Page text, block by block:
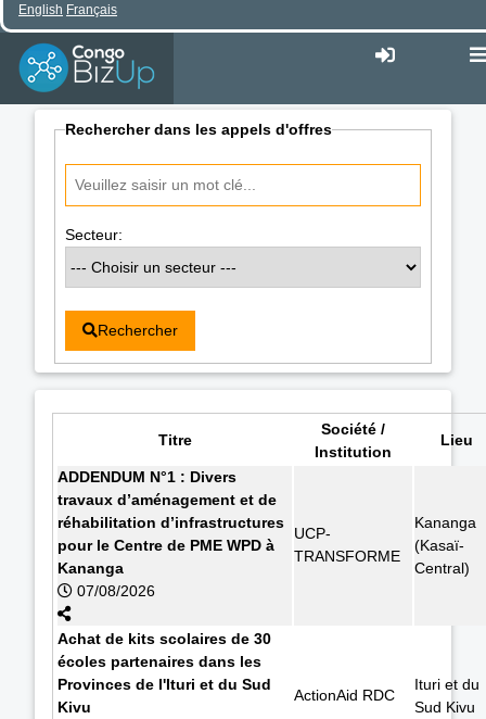
English Français
Rechercher dans les appels d'offres
Secteur:
Rechercher
Titre
Société /
Institution
Lieu
ADDENDUM N°1 : Divers
travaux d’aménagement et de
réhabilitation d’infrastructures
pour le Centre de PME WPD à
Kananga
07/08/2026
UCP-
TRANSFORME
Kananga
(Kasaï-
Central)
Achat de kits scolaires de 30
écoles partenaires dans les
Provinces de l'Ituri et du Sud
Kivu
ActionAid RDC
Ituri et du
Sud Kivu